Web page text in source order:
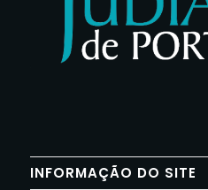
INFORMAÇÃO DO SITE